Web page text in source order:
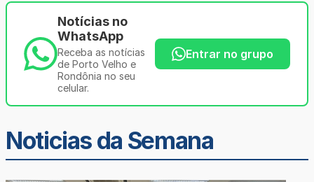
Notícias no
WhatsApp
Receba as notícias
de Porto Velho e
Rondônia no seu
celular.
Entrar no grupo
Noticias da Semana